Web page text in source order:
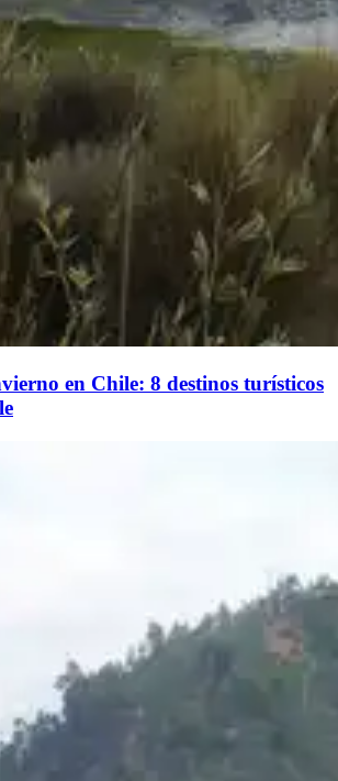
en Chile: 8 destinos turísticos